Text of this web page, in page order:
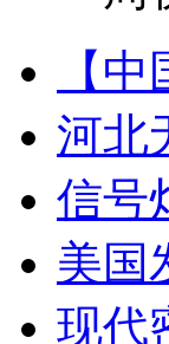
【
河北
信号
美国
现代